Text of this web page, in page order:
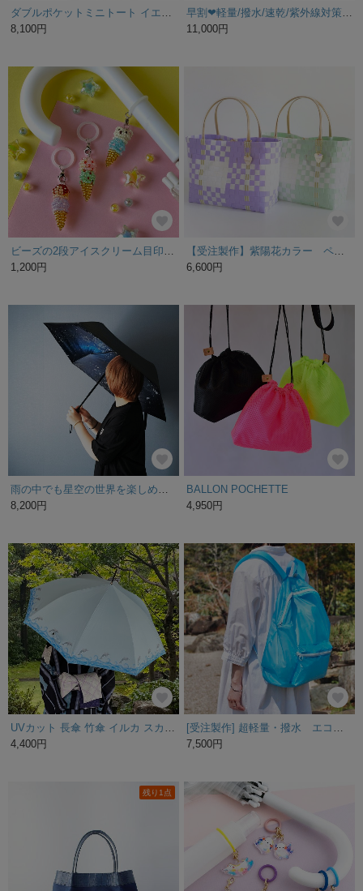
8,100円
11,000円
1,200円
6,600円
8,200円
BALLON POCHETTE
4,950円
4,400円
7,500円
残り1点